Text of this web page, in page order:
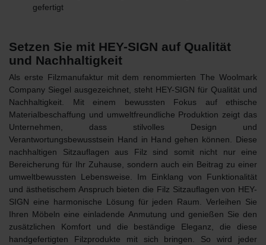
gefertigt
Setzen Sie mit HEY-SIGN auf Qualität
und Nachhaltigkeit
Als erste Filzmanufaktur mit dem renommiertenThe Woolmark
Company Siegel ausgezeichnet, steht HEY-SIGN für Qualität und
Nachhaltigkeit . Mit einem bewussten Fokus auf ethische
Materialbeschaffung und umweltfreundliche Produktion zeigt das
Unternehmen, dass stilvolles Design und
Verantwortungsbewusstsein Hand in Hand gehen können. Diese
nachhaltigen Sitzauflagen aus Filz sind somit nicht nur eine
Bereicherung für Ihr Zuhause, sondern auch ein Beitrag zu einer
umweltbewussten Lebensweise. Im Einklang von Funktionalität
und ästhetischem Anspruch bieten die Filz Sitzauflagen von HEY-
SIGN eine harmonische Lösung für jeden Raum. Verleihen Sie
Ihren Möbeln eine einladende Anmutung und genießen Sie den
zusätzlichen Komfort und die beständige Eleganz, die diese
handgefertigten Filzprodukte mit sich bringen. So wird jeder